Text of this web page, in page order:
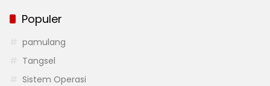
Populer
pamulang
Tangsel
Sistem Operasi